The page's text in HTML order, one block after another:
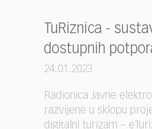
TuRiznica -
dostupnih
24.01.2023
Radionica Javne
razvijene u sklopu
digitalni turizam –